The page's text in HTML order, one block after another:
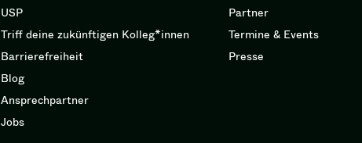
USP
Triff deine zukünftigen Kolleg*innen
Barrierefreiheit
Blog
Ansprechpartner
Jobs
Partner
Termine & Events
Presse